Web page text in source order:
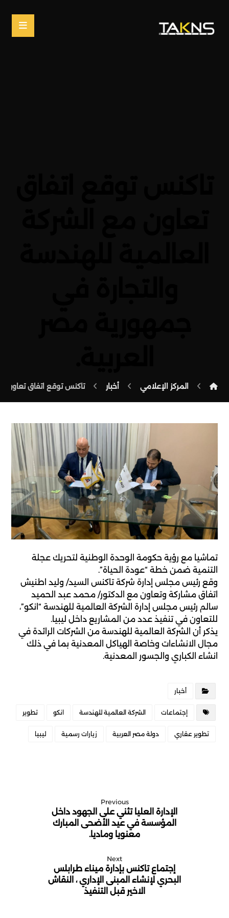
المركز الإعلامي أخبار تاكنس توقع اتفاق تعاون
تماشيا مع رؤية حكومة الوحدة الوطنية لتحريك عجلة
التنمية ضمن خطة “عودة الحياة”.
وقع رئيس مجلس إدارة شركة تاكنس السيد/ وليد اطنيش
اتفاق مشاركة وتعاون مع الدكتور/ محمد عبد الحميد
سالم رئيس مجلس إدارة الشركة العالمية للهندسة “انكو”،
للتعاون في تنفيذ عدد من المشاريع داخل ليبيا.
يذكر أن الشركة العالمية للهندسة من الشركات الرائدة في
مجال الانشاءات وخاصة الهياكل المعدنية بما في ذلك
انشاء الكباري والجسور المعدنية.
أخبار
إجتماعات الشركة العالمية للهندسة انكو تطوير
تطوير عقاري دولة مصر العربية زيارات رسمية ليبيا
Previous
الإدارة العليا تثني على الجهود داخل
المؤسسة في عيد الأضحى المبارك
معنويا وماديا.
Next
إجتماع تاكنس بإدارة ميناء طرابلس
البحري لإنشاء المبنى الإداري ، النقاش
الاخير قبل التنفيذ